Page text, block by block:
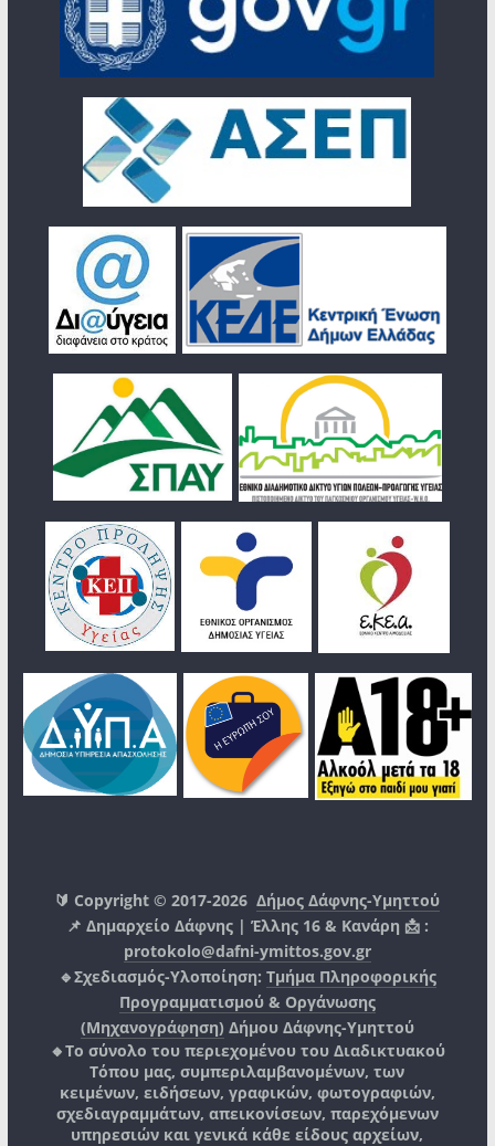
🔰 Copyright © 2017-2026Δήμος Δάφνης-Υμηττού
📌 Δημαρχείο Δάφνης | Έλλης 16 & Κανάρη 📩 :
protokolo@dafni-ymittos.gov.gr
🔹Σχεδιασμός-Υλοποίηση: Τμήμα Πληροφορικής
Προγραμματισμού & Οργάνωσης
(Μηχανογράφηση) Δήμου Δάφνης-Υμηττού
🔸Το σύνολο του περιεχομένου του Διαδικτυακού
Τόπου μας, συμπεριλαμβανομένων, των
κειμένων, ειδήσεων, γραφικών, φωτογραφιών,
σχεδιαγραμμάτων, απεικονίσεων, παρεχόμενων
υπηρεσιών και γενικά κάθε είδους αρχείων,